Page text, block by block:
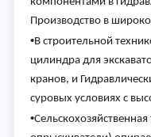
Производство в
•В строительной
цилиндра для
кранов, и
суровых условиях с
•